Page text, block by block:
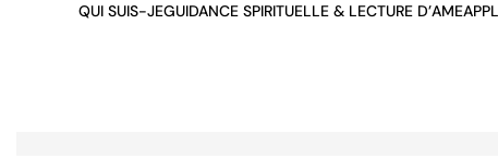
QUI SUIS-JEGUIDANCE SPIRITUELLE & LECTURE D’AME